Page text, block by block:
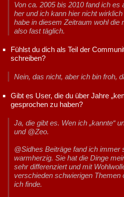
Von ca. 2005 bis 2010 fand ich
her und ich kann hier nicht
habe in diesem Zeitraum wohl die
also fast täglich.
Fühlst du dich als Teil der
schreiben?
Nein, das nicht, aber ich bin froh,
Gibt es User, die du über Jahre
gesprochen zu haben?
Ja, die gibt es. Wen ich „kannte“
und @Zeo.
@Sidhes Beiträge fand ich immer
warmherzig. Sie hat die Dinge
sehr differenziert und mit
verschieden schwierigen Themen
ich finde.